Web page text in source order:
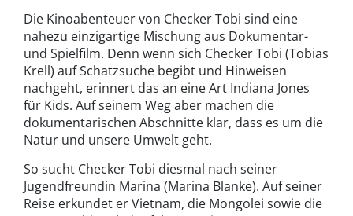
Die Kinoabenteuer von Checker Tobi sind eine
nahezu einzigartige Mischung aus Dokumentar-
und Spielfilm. Denn wenn sich Checker Tobi (Tobias
Krell) auf Schatzsuche begibt und Hinweisen
nachgeht, erinnert das an eine Art Indiana Jones
für Kids. Auf seinem Weg aber machen die
dokumentarischen Abschnitte klar, dass es um die
Natur und unsere Umwelt geht.
So sucht Checker Tobi diesmal nach seiner
Jugendfreundin Marina (Marina Blanke). Auf seiner
Reise erkundet er Vietnam, die Mongolei sowie die